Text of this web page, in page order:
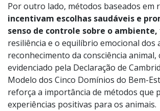
Por outro lado, métodos baseados em
incentivam escolhas saudáveis e
senso de controle sobre o ambiente,
resiliência e o equilíbrio emocional dos
reconhecimento da consciência animal,
evidenciado pela Declaração de
Modelo dos Cinco Domínios do Bem-
reforça a importância de métodos que
experiências positivas para os animais.